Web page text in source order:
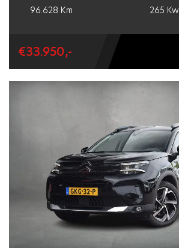
96.628 Km
265 Kw
€33.950,-